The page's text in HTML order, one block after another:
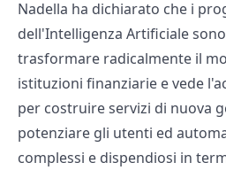
Nadella ha dichiarato che i
dell'Intelligenza Artificiale
trasformare radicalmente il
istituzioni finanziarie e vede
per costruire servizi di nuova
potenziare gli utenti ed
complessi e dispendiosi in